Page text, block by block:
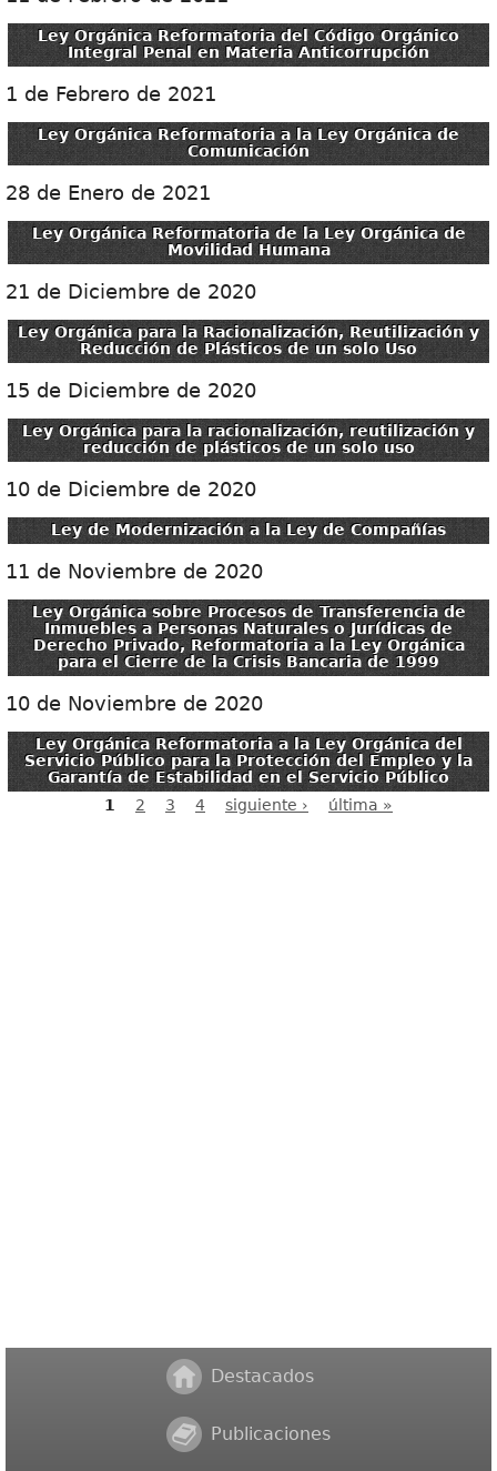
Ley Orgánica Reformatoria del Código Orgánico
Integral Penal en Materia Anticorrupción
1 de Febrero de 2021
Ley Orgánica Reformatoria a la Ley Orgánica de
Comunicación
28 de Enero de 2021
Ley Orgánica Reformatoria de la Ley Orgánica de
Movilidad Humana
21 de Diciembre de 2020
Ley Orgánica para la Racionalización, Reutilización y
Reducción de Plásticos de un solo Uso
15 de Diciembre de 2020
Ley Orgánica para la racionalización, reutilización y
reducción de plásticos de un solo uso
10 de Diciembre de 2020
Ley de Modernización a la Ley de Compañías
11 de Noviembre de 2020
Ley Orgánica sobre Procesos de Transferencia de
Inmuebles a Personas Naturales o Jurídicas de
Derecho Privado, Reformatoria a la Ley Orgánica
para el Cierre de la Crisis Bancaria de 1999
10 de Noviembre de 2020
Ley Orgánica Reformatoria a la Ley Orgánica del
Servicio Público para la Protección del Empleo y la
Garantía de Estabilidad en el Servicio Público
1 2 3 4 siguiente › última »
Destacados
Publicaciones